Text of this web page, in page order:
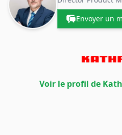
Envoyer un
Voir le profil de